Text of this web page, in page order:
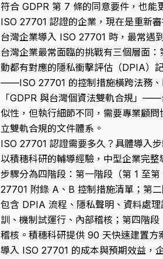
符合 GDPR 第 7 條的同意要件，也能
ISO 27701 認證的企業，現在是重新
台灣企業導入 ISO 27701 時，最常遇
台灣企業最常面臨的挑戰有三個層面
動都有對應的隱私衝擊評估（DPIA）
——ISO 27701 的控制措施橫跨法務、
「GDPR 與台灣個資法雙軌合規」
似性，但執行細節不同，需要專業顧
立雙軌合規的文件體系。
ISO 27701 認證需要多久？具體導入步
以積穗科研的輔導經驗，中型企業完
步驟分為四階段：第一階段（第 1 至
27701 附錄 A、B 控制措施清單；第
包含 DPIA 流程、隱私聲明、資料處
訓、機制試運行、內部稽核；第四階
稽核。積穗科研提供 90 天快速建置方
導入 ISO 27701 的成本與預期效益，